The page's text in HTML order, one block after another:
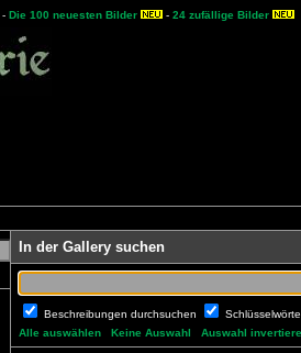
- Die 100 neuesten Bilder - 24 zufällige Bilder
In der Gallery suchen
Beschreibungen durchsuchen
Alle auswählen
Keine Auswahl Auswahl